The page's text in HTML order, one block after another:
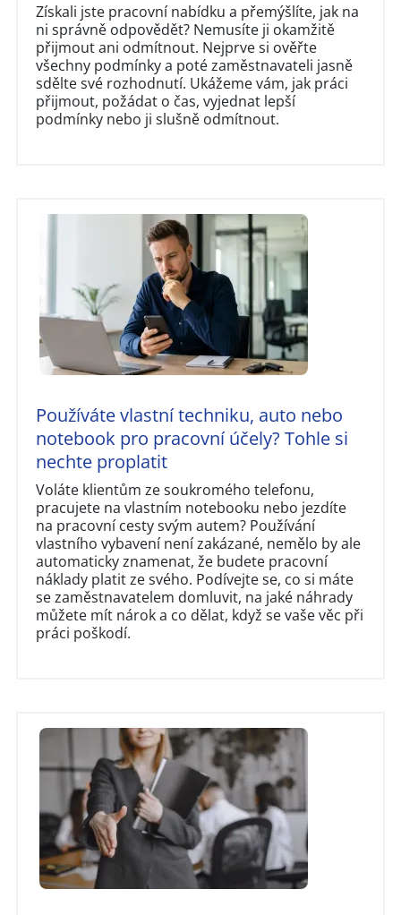
Získali jste pracovní nabídku a přemýšlíte, jak na
ni správně odpovědět? Nemusíte ji okamžitě
přijmout ani odmítnout. Nejprve si ověřte
všechny podmínky a poté zaměstnavateli jasně
sdělte své rozhodnutí. Ukážeme vám, jak práci
přijmout, požádat o čas, vyjednat lepší
podmínky nebo ji slušně odmítnout.
Používáte vlastní techniku, auto nebo
notebook pro pracovní účely? Tohle si
nechte proplatit
Voláte klientům ze soukromého telefonu,
pracujete na vlastním notebooku nebo jezdíte
na pracovní cesty svým autem? Používání
vlastního vybavení není zakázané, nemělo by ale
automaticky znamenat, že budete pracovní
náklady platit ze svého. Podívejte se, co si máte
se zaměstnavatelem domluvit, na jaké náhrady
můžete mít nárok a co dělat, když se vaše věc při
práci poškodí.